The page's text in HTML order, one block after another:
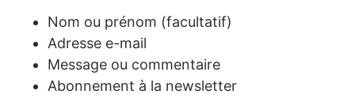
Nom ou prénom (facultatif)
Adresse e-mail
Message ou commentaire
Abonnement à la newsletter